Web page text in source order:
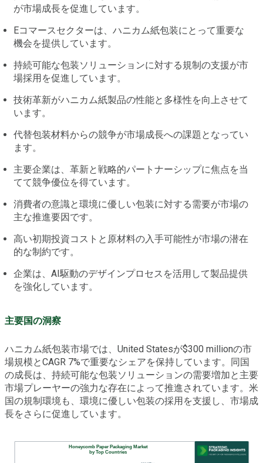
が市場成長を促進しています。
Eコマースセクターは、ハニカム紙包装にとって重要な
機会を提供しています。
持続可能な包装ソリューションに対する規制の支援が市
場採用を促進しています。
技術革新がハニカム紙製品の性能と多様性を向上させて
います。
代替包装材料からの競争が市場成長への課題となってい
ます。
主要企業は、革新と戦略的パートナーシップに焦点を当
てて競争優位を得ています。
消費者の意識と環境に優しい包装に対する需要が市場の
主な推進要因です。
高い初期投資コストと原材料の入手可能性が市場の潜在
的な制約です。
企業は、AI駆動のデザインプロセスを活用して製品提供
を強化しています。
主要国の洞察
ハニカム紙包装市場では、United Statesが$300 millionの市
場規模とCAGR 7%で重要なシェアを保持しています。同国
の成長は、持続可能な包装ソリューションの需要増加と主要
市場プレーヤーの強力な存在によって推進されています。米
国の規制環境も、環境に優しい包装の採用を支援し、市場成
長をさらに促進しています。